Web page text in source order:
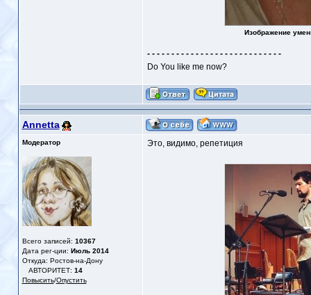
Изображение
- - - - - - - - - - - - - - - - - - - - - - - - - - - -
Do You like me now?
Annetta
Модератор
Всего записей: 10367
Дата рег-ции: Июль 2014
Откуда: Ростов-на-Дону
АВТОРИТЕТ: 14
Повысить/Опустить
Это, видимо, репетиция